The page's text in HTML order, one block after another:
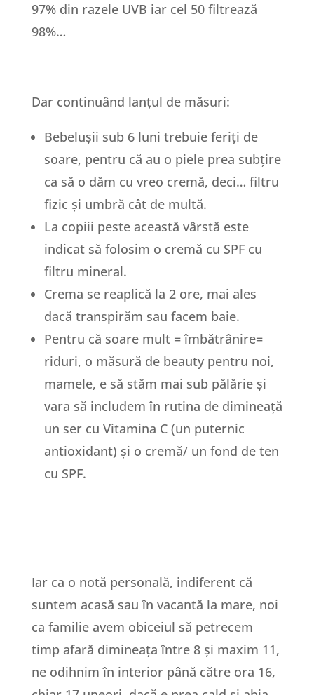
97% din razele UVB iar cel 50 filtrează
98%…
Dar continuând lanțul de măsuri:
Bebelușii sub 6 luni trebuie feriți de
soare, pentru că au o piele prea subțire
ca să o dăm cu vreo cremă, deci… filtru
fizic și umbră cât de multă.
La copiii peste această vârstă este
indicat să folosim o cremă cu SPF cu
filtru mineral.
Crema se reaplică la 2 ore, mai ales
dacă transpirăm sau facem baie.
Pentru că soare mult = îmbătrânire=
riduri, o măsură de beauty pentru noi,
mamele, e să stăm mai sub pălărie și
vara să includem în rutina de dimineață
un ser cu Vitamina C (un puternic
antioxidant) și o cremă/ un fond de ten
cu SPF.
Iar ca o notă personală, indiferent că
suntem acasă sau în vacantă la mare, noi
ca familie avem obiceiul să petrecem
timp afară dimineața între 8 și maxim 11,
ne odihnim în interior până către ora 16,